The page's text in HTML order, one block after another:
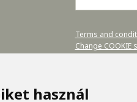
használ
Terms and
Change COOKIE